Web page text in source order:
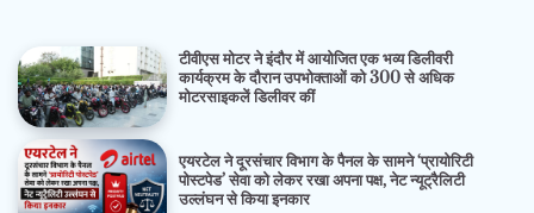
टीवीएस मोटर ने इंदौर में आयोजित एक भव्य डिलीवरी
कार्यक्रम के दौरान उपभोक्ताओं को 300 से अधिक
मोटरसाइकलें डिलीवर कीं
एयरटेल ने दूरसंचार विभाग के पैनल के सामने ‘प्रायोरिटी
पोस्टपेड’ सेवा को लेकर रखा अपना पक्ष, नेट न्यूट्रैलिटी
उल्लंघन से किया इनकार